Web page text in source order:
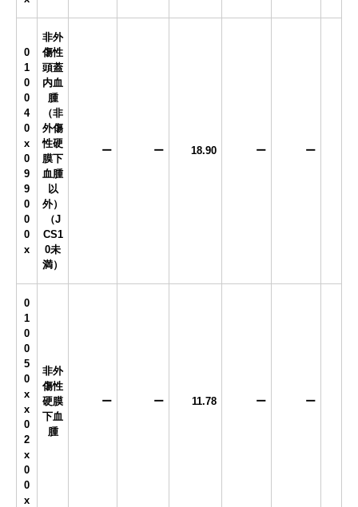
0
1
0
0
4
0
x
0
9
9
0
0
0
x
非外
傷性
頭蓋
内血
腫
（非
外傷
性硬
膜下
血腫
以
外）
（J
CS1
0未
満）
ー ー 18.90 ー ー
0
1
0
0
5
0
x
x
0
2
x
0
0
x
非外
傷性
硬膜
下血
腫
ー ー 11.78 ー ー